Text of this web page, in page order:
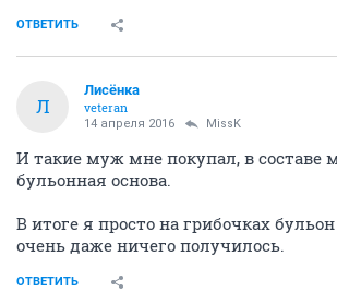
ОТВЕТИТЬ
Л
Лисёнка
veteran
14 апреля 2016 MissK
И такие муж мне покупал, в составе
бульонная основа.
В итоге я просто на грибочках
очень даже ничего получилось.
ОТВЕТИТЬ